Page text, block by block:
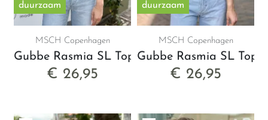
duurzaam
MSCH Copenhagen
Gubbe Rasmia SL Top
€ 26,95
duurzaam
MSCH Copenhagen
Gubbe Rasmia SL Top
€ 26,95